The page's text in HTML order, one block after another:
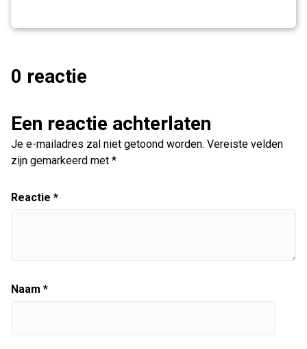
0 reactie
Een reactie achterlaten
Je e-mailadres zal niet getoond worden. Vereiste velden
zijn gemarkeerd met *
Reactie *
Naam *